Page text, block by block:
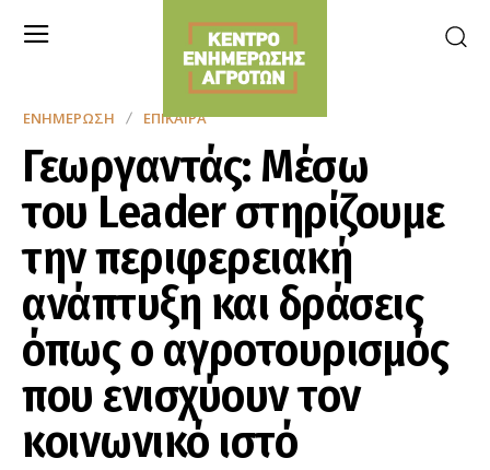
ΕΝΗΜΈΡΩΣΗ ΕΠΊΚΑΙΡΑ
Γεωργαντάς: Μέσω
του Leader στηρίζουμε
την περιφερειακή
ανάπτυξη και δράσεις
όπως ο αγροτουρισμός
που ενισχύουν τον
κοινωνικό ιστό